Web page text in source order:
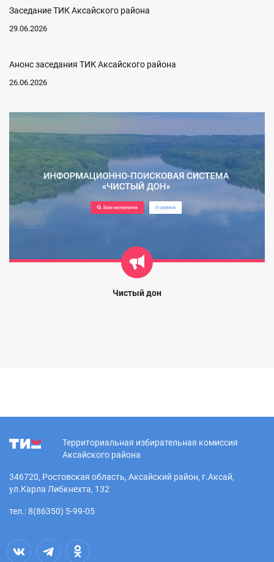
Заседание ТИК Аксайского района
29.06.2026
Анонс заседания ТИК Аксайского района
26.06.2026
Чистый дон
Территориальная избирательная комиссия
Аксайского района
346720, Ростовская область, Аксайский район, г.Аксай,
ул.Карла Либкнехта, 132
тел.: 8(86350) 5-99-05